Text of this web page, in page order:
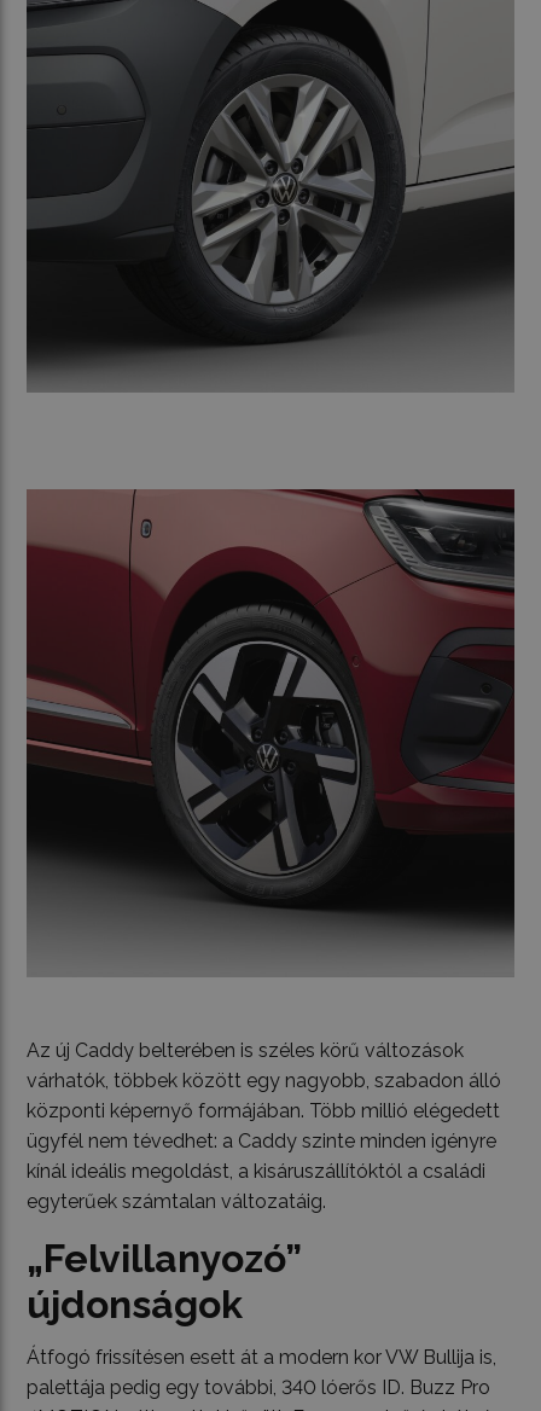
Az új Caddy belterében is széles körű változások
várhatók, többek között egy nagyobb, szabadon álló
központi képernyő formájában. Több millió elégedett
ügyfél nem tévedhet: a Caddy szinte minden igényre
kínál ideális megoldást, a kisáruszállítóktól a családi
egyterűek számtalan változatáig.
„Felvillanyozó”
újdonságok
Átfogó frissítésen esett át a modern kor VW Bullija is,
palettája pedig egy további, 340 lóerős ID. Buzz Pro